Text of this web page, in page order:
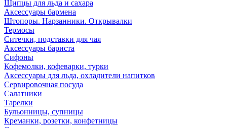
Щипцы для льда и сахара
Аксессуары бармена
Штопоры. Нарзанники. Открывалки
Термосы
Ситечки, подставки для чая
Аксессуары бариста
Сифоны
Кофемолки, кофеварки, турки
Аксессуары для льда, охладители напитков
Сервировочная посуда
Салатники
Тарелки
Бульонницы, супницы
Креманки, розетки, конфетницы